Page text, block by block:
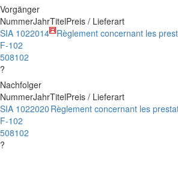
Vorgänger
NummerJahrTitelPreis / Lieferart
SIA 102
F-102
508102
?
2014 Règlement concernant les
Nachfolger
NummerJahrTitelPreis / Lieferart
SIA 102
F-102
508102
?
2020 Règlement concernant les